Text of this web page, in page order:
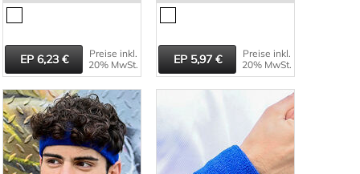
6,23
Preise inkl.
20% MwSt.
5,97
Preise inkl.
20% MwSt.